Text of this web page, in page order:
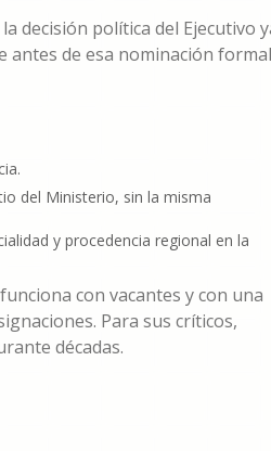
decisión política del Ejecutivo
antes de esa nominación formal
del Ministerio, sin la misma
y procedencia regional en la
con vacantes y con una
Para sus críticos,
décadas.